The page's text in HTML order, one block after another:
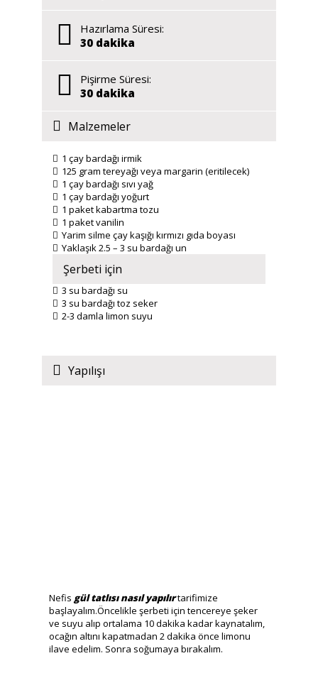
Hazırlama Süresi:
30 dakika
Pişirme Süresi:
30 dakika
Malzemeler
1 çay bardağı irmik
125 gram tereyağı veya margarin (eritilecek)
1 çay bardağı sıvı yağ
1 çay bardağı yoğurt
1 paket kabartma tozu
1 paket vanilin
Yarim silme çay kaşığı kırmızı gıda boyası
Yaklaşık 2.5 – 3 su bardağı un
Şerbeti için
3 su bardağı su
3 su bardağı toz seker
2-3 damla limon suyu
Yapılışı
Nefis gül tatlısı nasıl yapılırtarifimize
başlayalım.Öncelikle şerbeti için tencereye şeker
ve suyu alıp ortalama 10 dakika kadar kaynatalım,
ocağın altını kapatmadan 2 dakika önce limonu
ilave edelim. Sonra soğumaya bırakalım.